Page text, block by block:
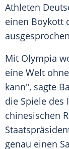
Athleten
einen Boykott
Mit Olympia
eine Welt
kann", sagte
die Spiele des
chinesischen
genau einen